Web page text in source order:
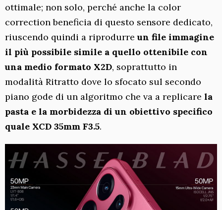
ottimale; non solo, perché anche la color
correction beneficia di questo sensore dedicato,
riuscendo quindi a riprodurreun file immagine
il più possibile simile a quello ottenibile con
una medio formato X2D, soprattutto in
modalità Ritratto dove lo sfocato sul secondo
piano gode di un algoritmo che va a replicare la
pasta e la morbidezza di un obiettivo specifico
quale XCD 35mm F3.5.